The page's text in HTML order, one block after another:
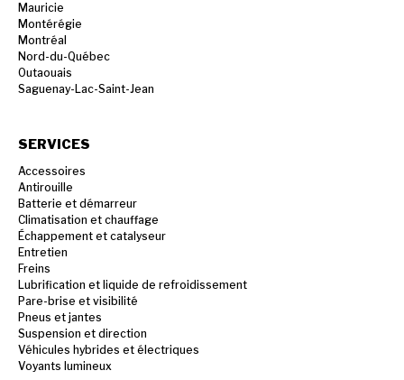
Mauricie
Montérégie
Montréal
Nord-du-Québec
Outaouais
Saguenay-Lac-Saint-Jean
SERVICES
Accessoires
Antirouille
Batterie et démarreur
Climatisation et chauffage
Échappement et catalyseur
Entretien
Freins
Lubrification et liquide de refroidissement
Pare-brise et visibilité
Pneus et jantes
Suspension et direction
Véhicules hybrides et électriques
Voyants lumineux